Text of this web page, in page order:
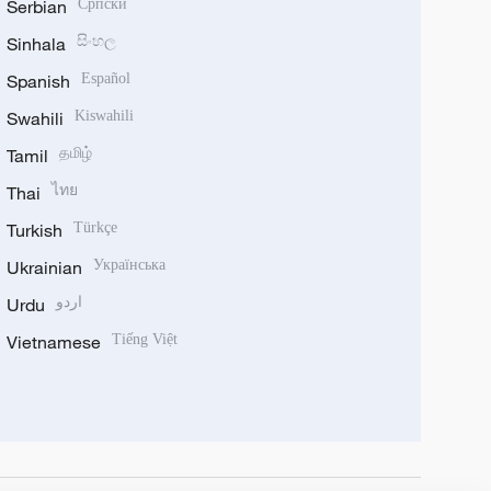
Serbian Српски
Sinhala සිංහල
Spanish Español
Swahili Kiswahili
Tamil தமிழ்
Thai ไทย
Turkish Türkçe
Ukrainian Українська
Urdu اردو
Vietnamese Tiếng Việt